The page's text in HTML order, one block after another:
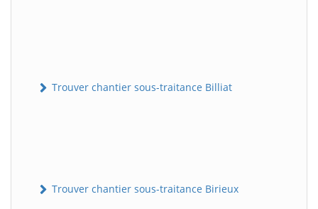
Trouver chantier sous-traitance Billiat
Trouver chantier sous-traitance Birieux